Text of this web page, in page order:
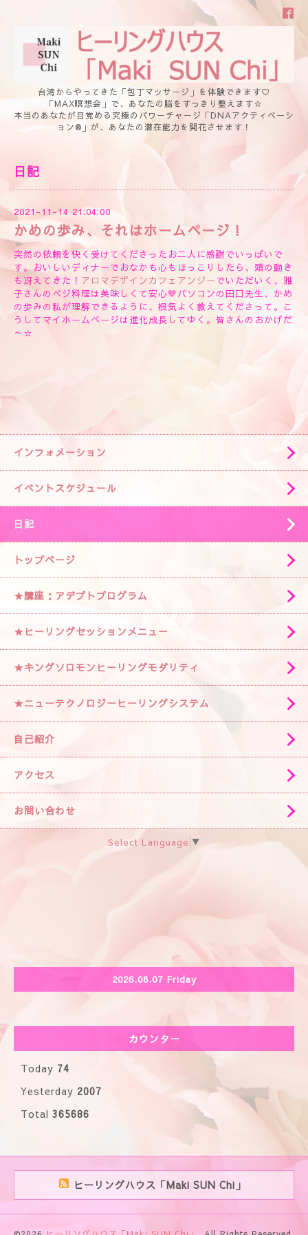
台湾からやってきた「包丁マッサージ」を体験できます♡
「MAX瞑想会」で、あなたの脳をすっきり整えます☆
本当のあなたが目覚める究極のパワーチャージ「DNAアクティベーシ
ョン®」が、あなたの潜在能力を開花させます！
日記
2021-11-14 21:04:00
かめの歩み、それはホームページ！
突然の依頼を快く受けてくださったお二人に感謝でいっぱいで
す。おいしいディナーでおなかも心もほっこりしたら、頭の動き
も冴えてきた！ アロマデザインカフェアンジーでいただいく、雅
子さんのべジ料理は美味しくて安心💙パソコンの田口先生、かめ
の歩みの私が理解できるように、根気よく教えてくださって。こ
うしてマイホームページは進化成長してゆく。皆さんのおかげだ
～☆
インフォメーション
イベントスケジュール
日記
トップページ
★講座：アデプトプログラム
★ヒーリングセッションメニュー
★キングソロモンヒーリングモダリティ
★ニューテクノロジーヒーリングシステム
自己紹介
アクセス
お問い合わせ
Select Language ▼
2026.08.07 Friday
カウンター
Today 74
Yesterday 2007
Total 365686
ヒーリングハウス「Maki SUN Chi」